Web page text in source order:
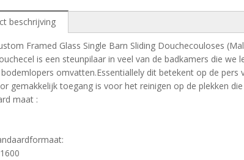
beschrijving
Framed Glass Single Barn Sliding Douchecouloses
is een steunpilaar in veel van de badkamers die
omvatten.Essentiallely dit betekent op de
gemakkelijk toegang is voor het reinigen op de plekken
maat :